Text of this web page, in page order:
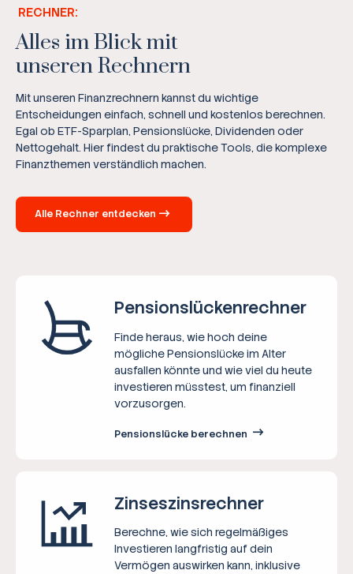
RECHNER:
Alles im Blick mit
unseren Rechnern
Mit unseren Finanzrechnern kannst du wichtige
Entscheidungen einfach, schnell und kostenlos berechnen.
Egal ob ETF-Sparplan, Pensionslücke, Dividenden oder
Nettogehalt. Hier findest du praktische Tools, die komplexe
Finanzthemen verständlich machen.
Alle Rechner entdecken
Pensions­lücken­rechner
Finde heraus, wie hoch deine
mögliche Pensionslücke im Alter
ausfallen könnte und wie viel du heute
investieren müsstest, um finanziell
vorzusorgen.
Pensionslücke berechnen
Zinseszins­rechner
Berechne, wie sich regelmäßiges
Investieren langfristig auf dein
Vermögen auswirken kann, inklusive